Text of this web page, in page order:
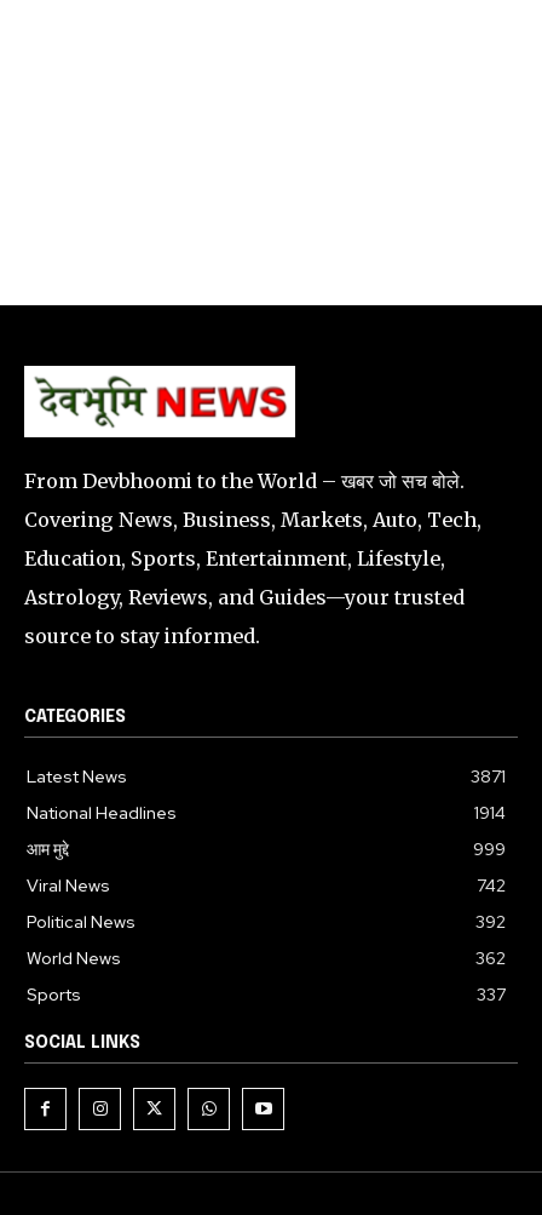
From Devbhoomi to the World – खबर जो सच बोले.
Covering News, Business, Markets, Auto, Tech,
Education, Sports, Entertainment, Lifestyle,
Astrology, Reviews, and Guides—your trusted
source to stay informed.
CATEGORIES
Latest News
3871
National Headlines
1914
आम मुद्दे
999
Viral News
742
Political News
392
World News
362
Sports
337
SOCIAL LINKS